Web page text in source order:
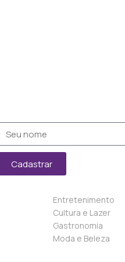
Cadastrar
Entretenimento
Cultura e Lazer
Gastronomia
Moda e Beleza